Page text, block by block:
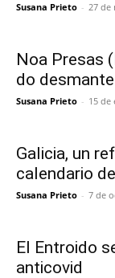
Susana Prieto - 27 de
Noa Presas
do
Susana Prieto - 15 de
Galicia, un
calendario
Susana Prieto - 7 de
El Entroido
anticovid